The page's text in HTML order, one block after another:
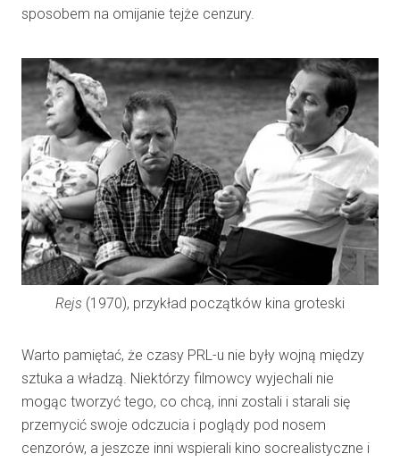
sposobem na omijanie tejże cenzury.
Rejs (1970), przykład początków kina groteski
Warto pamiętać, że czasy PRL-u nie były wojną między
sztuka a władzą. Niektórzy filmowcy wyjechali nie
mogąc tworzyć tego, co chcą, inni zostali i starali się
przemycić swoje odczucia i poglądy pod nosem
cenzorów, a jeszcze inni wspierali kino socrealistyczne i